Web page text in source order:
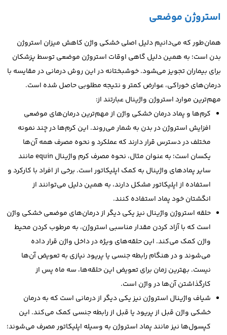
استروژن‌ موضعی
همان‌طور که می‌دانیم دلیل اصلی خشکی واژن کاهش میزان استروژن
بدن است؛ به همین دلیل گاهی اوقات استروژن موضعی توسط پزشکان
برای بیماران تجویز می‌‍شود. خوشبختانه در این روش درمانی در مقایسه با
درمان‌های خوراکی، عوارض کمتر و نتیجه مطلوبی حاصل شده است.
مهم‌ترین موارد استروژن واژینال عبارتند از:
کرم‌ها و پماد درمان خشکی واژن از مهم‌ترین درمان‌های موضعی
افزایش استروژن در بدن به شمار می‌روند. این کرم‌ها در چند نمونه
مختلف در دسترس قرار دارند که عملکرد و نحوه مصرف همه آن‌ها
یکسان است؛ به عنوان مثال، نحوه مصرف کرم واژینال equin مانند
سایر پمادهای واژینال به کمک اپلیکاتور است. برخی از افراد با کارکرد و
استفاده از اپلیکاتور مشکل دارند، به همین دلیل می‌توانند از
انگشتان خود پماد استفاده کنند.
حلقه استروژن واژینال نیز یکی دیگر از درمان‌های موضعی خشکی واژن
است که با آزاد کردن مقدار مناسبی استروژن، به مرطوب کردن محیط
واژن کمک می‌کند. این حلقه‌های ویژه در داخل واژن قرار داده
می‌شوند و در هنگام رابطه جنسی یا پریود نیازی به تعویض آن‌ها
نیست. بهترین زمان برای تعویض این حلقه‌ها، سه ماه پس از
کارگذاشتن آن‌ها در واژن است.
شیاف واژینال استروژن نیز یکی دیگر از درمانی است که به درمان
خشکی واژن قبل از پریود یا قبل از رابطه جنسی کمک می‌کند. این
کپسول‌ها نیز مانند پماد استروژن به وسیله اپلیکاتور مصرف می‌شوند؛